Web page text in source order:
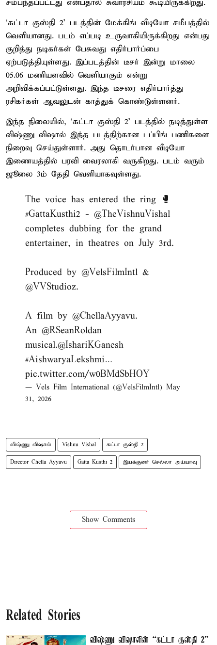
சம்பந்தப்பட்டது என்பதால் சுவாரசியம் கூடியிருக்கிறது.
‘கட்டா குஸ்தி 2’ படத்தின் மேக்கிங் வீடியோ சமீபத்தில்
வெளியானது. படம் எப்படி உருவாகியிருக்கிறது என்பது
குறித்து நடிகர்கள் பேசுவது எதிர்பார்ப்பை
ஏற்படுத்தியுள்ளது. இப்படத்தின் டீசர் இன்று மாலை
05.06 மணியளவில் வெளியாகும் என்று
அறிவிக்கப்பட்டுள்ளது. இந்த டீசரை எதிர்பார்த்து
ரசிகர்கள் ஆவலுடன் காத்துக் கொண்டுள்ளனர்.
இந்த நிலையில், ‘கட்டா குஸ்தி 2’ படத்தில் நடித்துள்ள
விஷ்ணு விஷால் இந்த படத்திற்கான டப்பிங் பணிகளை
நிறைவு செய்துள்ளார். அது தொடர்பான வீடியோ
இணையத்தில் பரவி வைரலாகி வருகிறது. படம் வரும்
ஜூலை 3ம் தேதி வெளியாகவுள்ளது.
The voice has entered the ring 🥊
#GattaKusthi2 - @TheVishnuVishal
completes dubbing for the grand
entertainer, in theatres on July 3rd.
Produced by @VelsFilmIntl &
@VVStudioz.
A film by @ChellaAyyavu.
An @RSeanRoldan
musical.@IshariKGanesh
#AishwaryaLekshmi…
pic.twitter.com/w0BMdSbHOY
— Vels Film International (@VelsFilmIntl) May
31, 2026
விஷ்ணு விஷால் Vishnu Vishal கட்டா குஸ்தி 2
Director Chella Ayyavu Gatta Kusthi 2 இயக்குனர் செல்லா அய்யாவு
Show Comments
Related Stories
விஷ்ணு விஷாலின் “கட்டா குஸ்தி 2”